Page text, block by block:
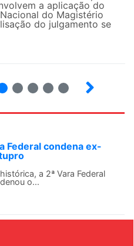
a aplicação do
do Magistério
do julgamento se
Federal condena ex-
a 2ª Vara Federal
o...